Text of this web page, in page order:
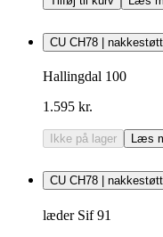
CU CH78 |
Hallingdal 100
1.595 kr.
Ikke på lager Læs
CU CH78 |
læder Sif 91